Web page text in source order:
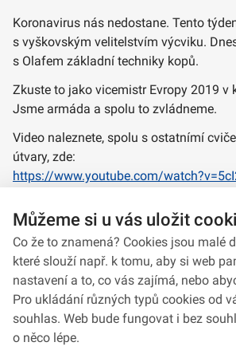
Koronavirus nás nedostane. Tento
s vyškovským velitelstvím výcviku.
s Olafem základní techniky kopů.
Zkuste to jako vicemistr Evropy 2019 v
Jsme armáda a spolu to zvládneme.
Video naleznete, spolu s ostatnímí
útvary, zde:
https://www.youtube.com/
Můžeme si u vás uložit
Co že to znamená? Cookies jsou malé
které slouží např. k tomu, aby si web
nastavení a to, co vás zajímá, nebo
Pro ukládání různých typů cookies od
souhlas. Web bude fungovat i bez
o něco lépe.